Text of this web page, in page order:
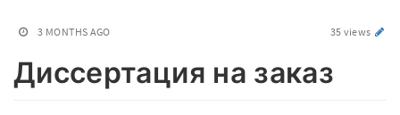
3 MONTHS AGO 35 views
Диссертация на заказ